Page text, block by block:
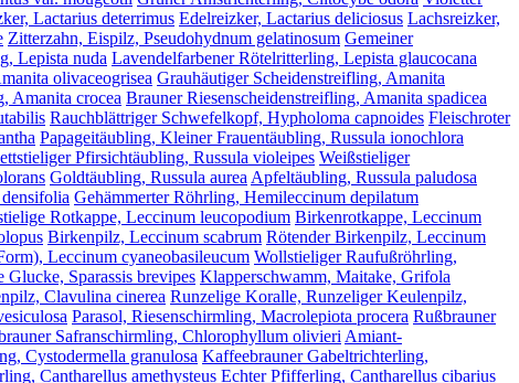
Lactarius deterrimus Edelreizker, Lactarius deliciosus Lachsreizker,
Zitterzahn, Eispilz, Pseudohydnum gelatinosum Gemeiner
Lepista nuda Lavendelfarbener Rötelritterling, Lepista glaucocana
olivaceogrisea Grauhäutiger Scheidenstreifling, Amanita
Amanita crocea Brauner Riesenscheidenstreifling, Amanita spadicea
Rauchblättriger Schwefelkopf, Hypholoma capnoides Fleischroter
Papageitäubling, Kleiner Frauentäubling, Russula ionochlora
Pfirsichtäubling, Russula violeipes Weißstieliger
Goldtäubling, Russula aureaApfeltäubling, Russula paludosa
Gehämmerter Röhrling, Hemileccinum depilatum
Rotkappe, Leccinum leucopodium Birkenrotkappe, Leccinum
Birkenpilz, Leccinum scabrum Rötender Birkenpilz, Leccinum
Leccinum cyaneobasileucum Wollstieliger Raufußröhrling,
Glucke, Sparassis brevipes Klapperschwamm, Maitake, Grifola
Clavulina cinerea Runzelige Koralle, Runzeliger Keulenpilz,
Parasol, Riesenschirmling, Macrolepiota procera Rußbrauner
Safranschirmling, Chlorophyllum olivieriAmiant-
Cystodermella granulosa Kaffeebrauner Gabeltrichterling,
Cantharellus amethysteus Echter Pfifferling, Cantharellus cibarius